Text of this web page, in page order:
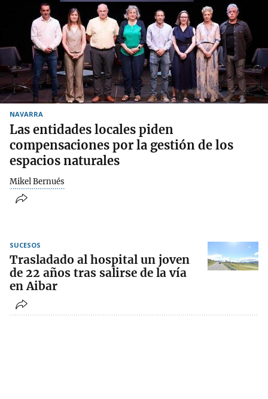
NAVARRA
Las entidades locales piden
compensaciones por la gestión de los
espacios naturales
Mikel Bernués
SUCESOS
Trasladado al hospital un joven
de 22 años tras salirse de la vía
en Aibar